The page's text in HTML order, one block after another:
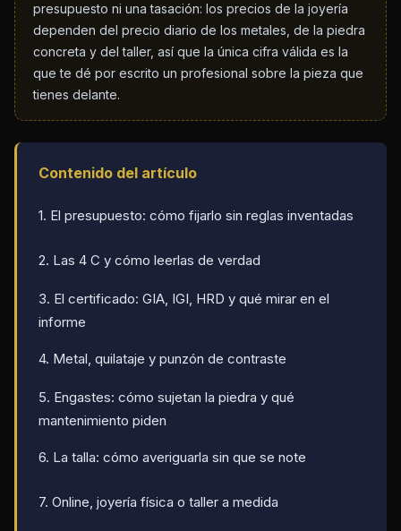
presupuesto ni una tasación: los precios de la joyería
dependen del precio diario de los metales, de la piedra
concreta y del taller, así que la única cifra válida es la
que te dé por escrito un profesional sobre la pieza que
tienes delante.
Contenido del artículo
1. El presupuesto: cómo fijarlo sin reglas inventadas
2. Las 4 C y cómo leerlas de verdad
3. El certificado: GIA, IGI, HRD y qué mirar en el
informe
4. Metal, quilataje y punzón de contraste
5. Engastes: cómo sujetan la piedra y qué
mantenimiento piden
6. La talla: cómo averiguarla sin que se note
7. Online, joyería física o taller a medida